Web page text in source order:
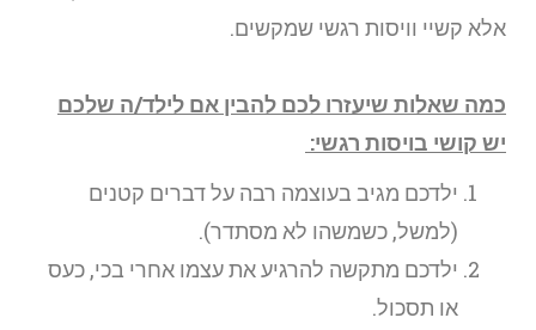
אלא קשיי וויסות רגשי שמקשים.
כמה שאלות שיעזרו לכם להבין אם לילד/ה שלכם
יש קושי בויסות רגשי:
ילדכם מגיב בעוצמה רבה על דברים קטנים
(למשל, כשמשהו לא מסתדר).
ילדכם מתקשה להרגיע את עצמו אחרי בכי, כעס
או תסכול.